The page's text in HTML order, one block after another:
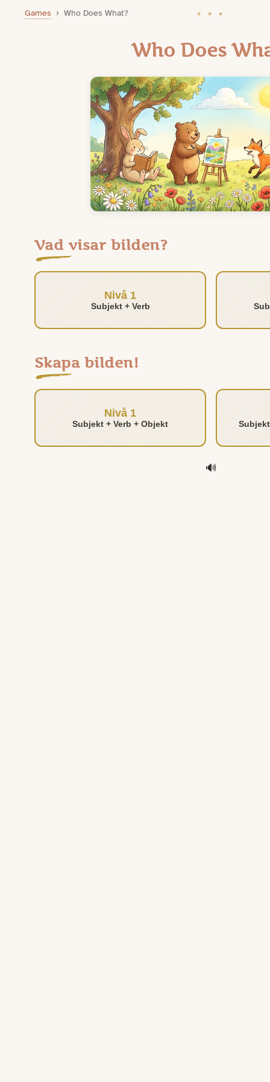
Games › Who Does What?
Who Does
Vad visar bilden?
Nivå 1
Subjekt + Verb
Skapa bilden!
Nivå 1
Subjekt + Verb + Objekt
🔊